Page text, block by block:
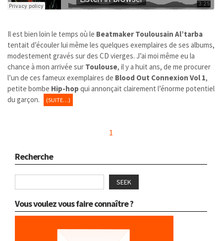
Il est bien loin le temps où le Beatmaker Toulousain Al’tarba
tentait d’écouler lui même les quelques exemplaires de ses albums,
modestement gravés sur des CD vierges. J’ai moi même eu la
chance à mon arrivée sur Toulouse, il y a huit ans, de me procurer
l’un de ces fameux exemplaires de Blood Out Connexion Vol 1,
petite bombe Hip-hop qui annonçait clairement l’énorme potentiel
du garçon.
(SUITE…)
1
Recherche
SEEK
Vous voulez vous faire connaître ?